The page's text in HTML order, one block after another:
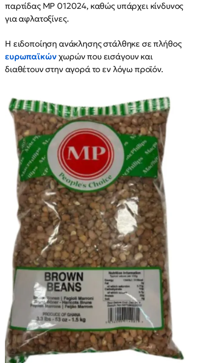
παρτίδας MP 012024, καθώς υπάρχει κίνδυνος
για αφλατοξίνες.
Η ειδοποίηση ανάκλησης στάλθηκε σε πλήθος
ευρωπαϊκώνχωρών που εισάγουν και
διαθέτουν στην αγορά το εν λόγω προϊόν.